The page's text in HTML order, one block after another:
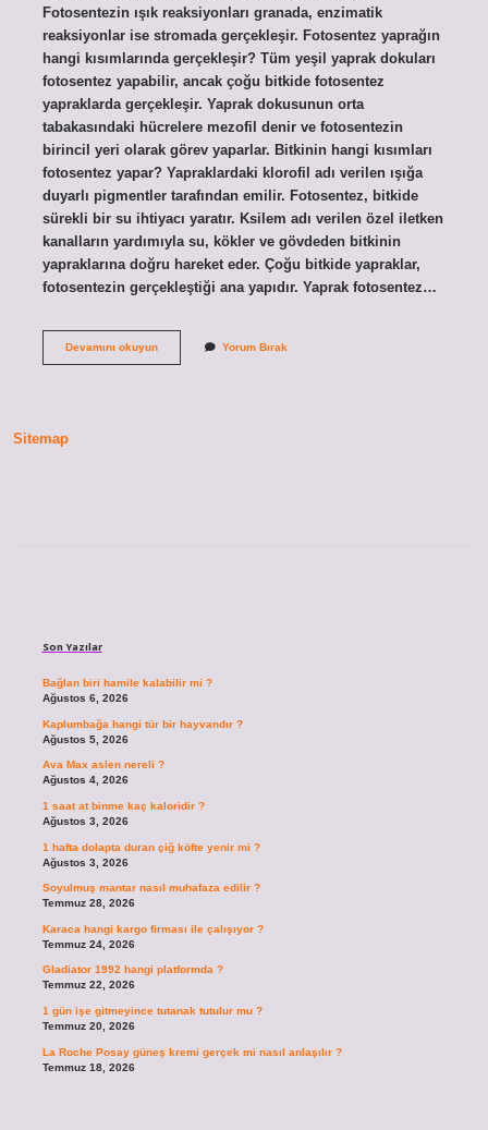
Fotosentezin ışık reaksiyonları granada, enzimatik
reaksiyonlar ise stromada gerçekleşir. Fotosentez yaprağın
hangi kısımlarında gerçekleşir? Tüm yeşil yaprak dokuları
fotosentez yapabilir, ancak çoğu bitkide fotosentez
yapraklarda gerçekleşir. Yaprak dokusunun orta
tabakasındaki hücrelere mezofil denir ve fotosentezin
birincil yeri olarak görev yaparlar. Bitkinin hangi kısımları
fotosentez yapar? Yapraklardaki klorofil adı verilen ışığa
duyarlı pigmentler tarafından emilir. Fotosentez, bitkide
sürekli bir su ihtiyacı yaratır. Ksilem adı verilen özel iletken
kanalların yardımıyla su, kökler ve gövdeden bitkinin
yapraklarına doğru hareket eder. Çoğu bitkide yapraklar,
fotosentezin gerçekleştiği ana yapıdır. Yaprak fotosentez…
Devamını okuyunYaprağın
Yorum Bırak
Sitemap
Son Yazılar
Bağlan biri hamile kalabilir mi ?
Ağustos 6, 2026
Kaplumbağa hangi tür bir hayvandır ?
Ağustos 5, 2026
Ava Max aslen nereli ?
Ağustos 4, 2026
1 saat at binme kaç kaloridir ?
Ağustos 3, 2026
1 hafta dolapta duran çiğ köfte yenir mi ?
Ağustos 3, 2026
Soyulmuş mantar nasıl muhafaza edilir ?
Temmuz 28, 2026
Karaca hangi kargo firması ile çalışıyor ?
Temmuz 24, 2026
Gladiator 1992 hangi platformda ?
Temmuz 22, 2026
1 gün işe gitmeyince tutanak tutulur mu ?
Temmuz 20, 2026
La Roche Posay güneş kremi gerçek mi nasıl anlaşılır ?
Temmuz 18, 2026